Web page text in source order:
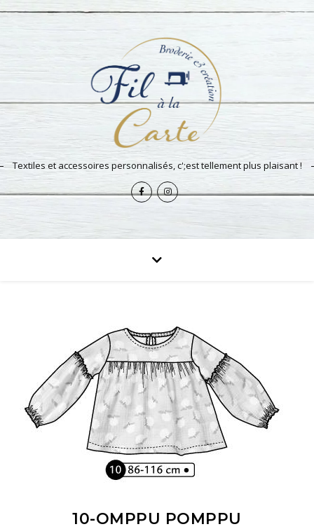
Textiles et accessoires personnalisés, c';est tellement plus plaisant !
10-OMPPU POMPPU